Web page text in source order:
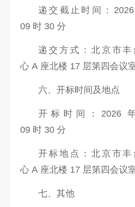
递交截止时间：
09 时 30 分
递交方式：北京市
心 A 座北楼 17 层第四会议
六、开标时间及地点
开标时间：2026
09 时 30 分
开标地点：北京市
心 A 座北楼 17 层第四会议
七、其他